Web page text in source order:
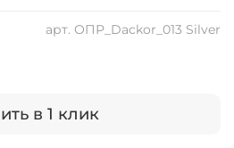
арт. ОПР_Dackor_013 Silver
в 1 клик